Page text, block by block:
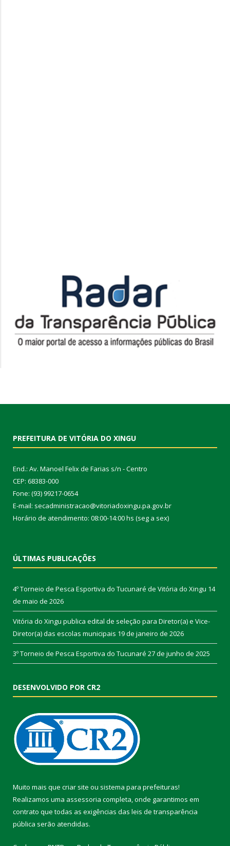
PREFEITURA DE VITÓRIA DO XINGU
End.: Av. Manoel Felix de Farias s/n - Centro
CEP: 68383-000
Fone: (93) 99217-0654
E-mail: secadministracao@vitoriadoxingu.pa.gov.br
Horário de atendimento: 08:00-14:00 hs (seg a sex)
ÚLTIMAS PUBLICAÇÕES
4º Torneio de Pesca Esportiva do Tucunaré de Vitória do Xingu 14
de maio de 2026
Vitória do Xingu publica edital de seleção para Diretor(a) e Vice-
Diretor(a) das escolas municipais 19 de janeiro de 2026
3º Torneio de Pesca Esportiva do Tucunaré 27 de junho de 2025
DESENVOLVIDO POR CR2
Muito mais que criar site ou sistema para prefeituras!
Realizamos uma assessoria completa, onde garantimos em
contrato que todas as exigências das leis de transparência
pública serão atendidas.